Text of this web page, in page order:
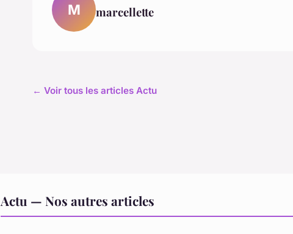
M marcellette
← Voir tous les articles Actu
Actu — Nos autres articles